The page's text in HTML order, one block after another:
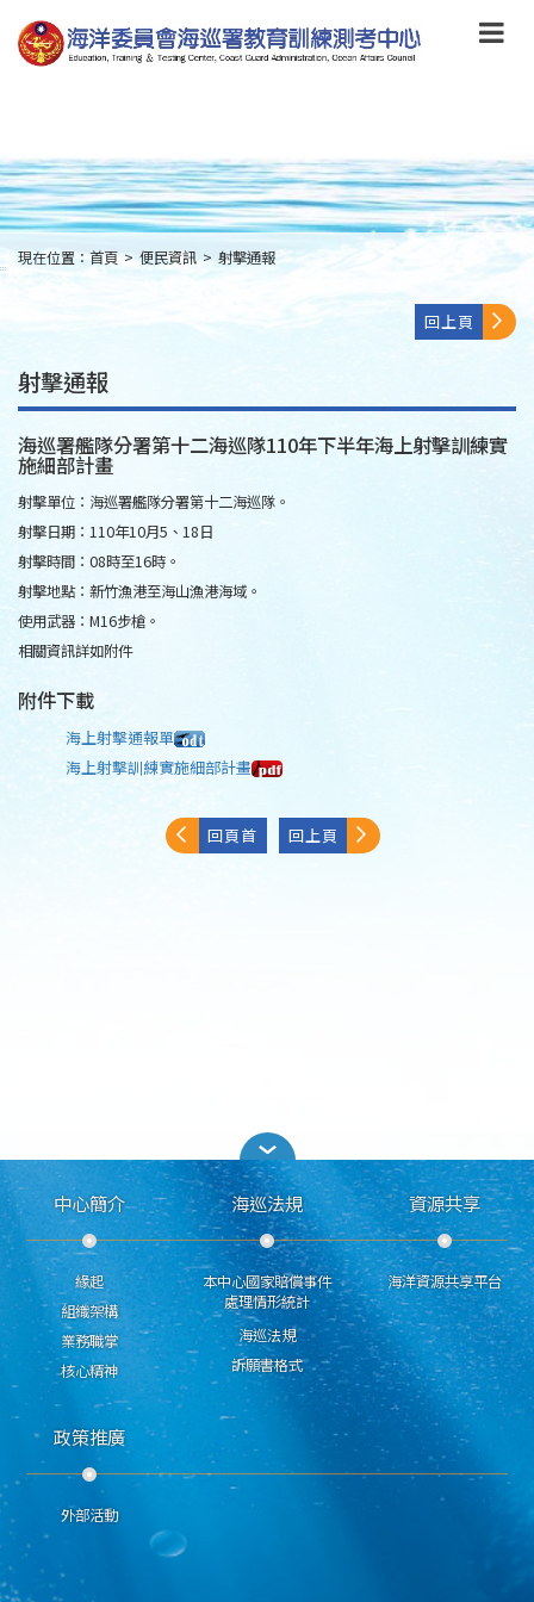
到
主
要
main
content
:::
現在位置：首頁 > 便民資訊 > 射擊通報
回上頁
射擊通報
海巡署艦隊分署第十二海巡隊110年下半年海上射擊訓練實
施細部計畫
射擊單位：海巡署艦隊分署第十二海巡隊。
射擊日期：110年10月5、18日
射擊時間：08時至16時。
射擊地點：新竹漁港至海山漁港海域。
使用武器：M16步槍。
相關資訊詳如附件
附件下載
海上射擊通報單
海上射擊訓練實施細部計畫
回頁首 回上頁
中心簡介
緣起
組織架構
業務職掌
核心精神
海巡法規
本中心國家賠償事件
處理情形統計
海巡法規
訴願書格式
資源共享
海洋資源共享平台
政策推廣
外部活動